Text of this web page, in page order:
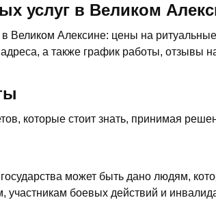
услуг в Великом
Великом Алексине: цены на ритуальные
а также график работы, отзывы
которые стоит знать, принимая
государства может быть дано людям,
участникам боевых действий и